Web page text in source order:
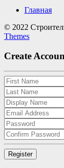
Главная
© 2022
Themes
Create